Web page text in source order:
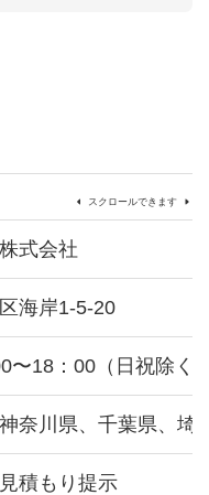
スクロールできます
式会社
海岸1-5-20
〜18：00（日祝除く
奈川県、千葉県、埼
積もり提示